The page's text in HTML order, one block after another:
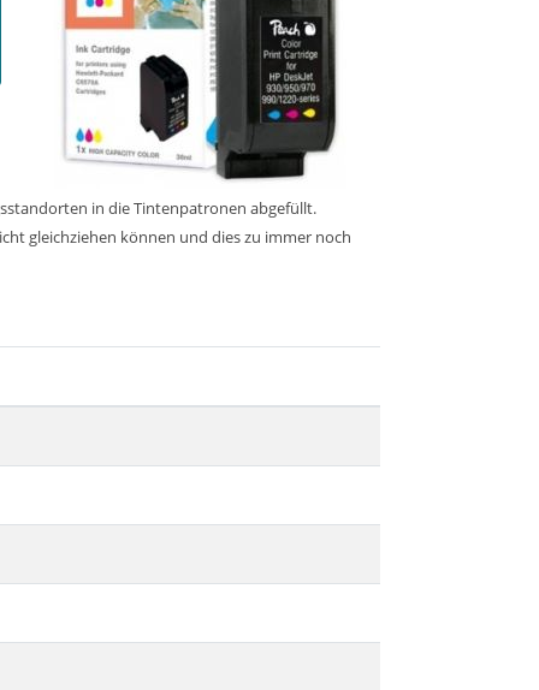
in die Tintenpatronen abgefüllt.
gleichziehen können und dies zu immer noch